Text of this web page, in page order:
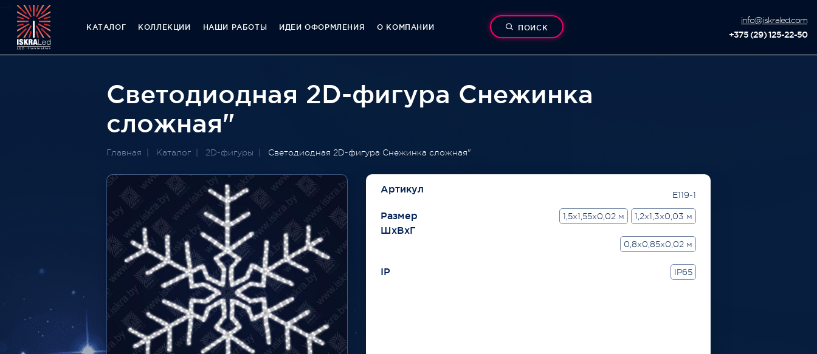
КАТАЛОГ КОЛЛЕКЦИИ НАШИ РАБОТЫ ИДЕИ ОФОРМЛЕНИЯ О КОМПАНИИ ПОИСК
info@iskraled.com
+375 (29) 125-22-50
Светодиодная 2D-фигура Снежинка
сложная"
Главная Каталог 2D-фигуры Светодиодная 2D-фигура Снежинка сложная"
Артикул
E119-1
Размер
ШхВхГ
1,5x1,55x0,02 м 1,2x1,3x0,03 м
0,8x0,85x0,02 м
IP IP65